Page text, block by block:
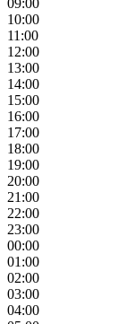
09:00
10:00
11:00
12:00
13:00
14:00
15:00
16:00
17:00
18:00
19:00
20:00
21:00
22:00
23:00
00:00
01:00
02:00
03:00
04:00